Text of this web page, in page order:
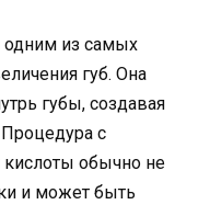
одним из самых
губ. Она
губы, создавая
с
кислоты обычно не
и может быть